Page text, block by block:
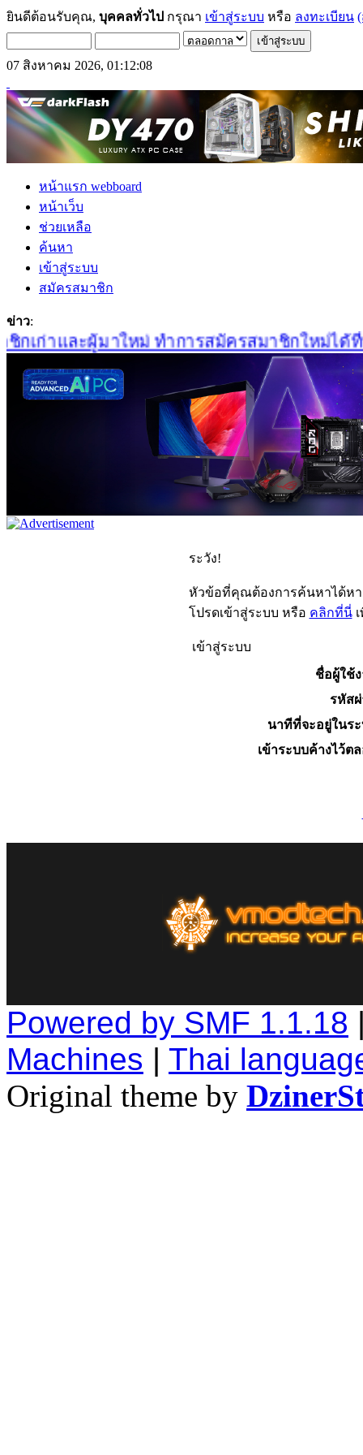
ยินดีต้อนรับคุณ, บุคคลทั่วไป กรุณา เข้าสู่ระบบ หรือ ลงทะเบียน
07 สิงหาคม 2026, 01:12:08
หน้าแรก webboard
หน้าเว็บ
ช่วยเหลือ
ค้นหา
เข้าสู่ระบบ
สมัครสมาชิก
ข่าว:
เก่าและผู้มาใหม่ ทำการสมัครสมาชิกใหม่ได้ที่นี่
ระวัง!
หัวข้อที่คุณต้องการค้นหาได้ห
โปรดเข้าสู่ระบบ หรือ คลิกที่นี่เ
เข้าสู่ระบบ
ชื่อผู้ใช้
รหัส
นาทีที่จะอยู่ในร
เข้าระบบค้างไว้ต
Powered by SMF 1.1.18
Machines | Thai
Original theme by